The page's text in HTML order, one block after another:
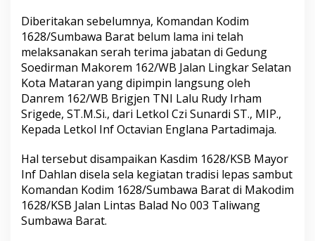
Diberitakan sebelumnya, Komandan Kodim
1628/Sumbawa Barat belum lama ini telah
melaksanakan serah terima jabatan di Gedung
Soedirman Makorem 162/WB Jalan Lingkar Selatan
Kota Mataran yang dipimpin langsung oleh
Danrem 162/WB Brigjen TNI Lalu Rudy Irham
Srigede, ST.M.Si., dari Letkol Czi Sunardi ST., MIP.,
Kepada Letkol Inf Octavian Englana Partadimaja.
Hal tersebut disampaikan Kasdim 1628/KSB Mayor
Inf Dahlan disela sela kegiatan tradisi lepas sambut
Komandan Kodim 1628/Sumbawa Barat di Makodim
1628/KSB Jalan Lintas Balad No 003 Taliwang
Sumbawa Barat.